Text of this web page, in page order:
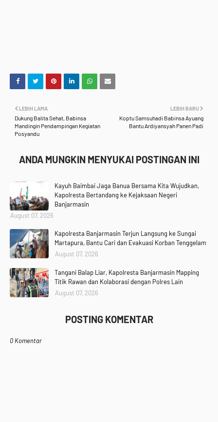
LEBIH BARU
Koptu Samsuhadi Babinsa Ayuang
Bantu Ardiyansyah Panen Padi
LEBIH LAMA
Dukung Balita Sehat, Babinsa
Mandingin Pendampingan Kegiatan
Posyandu
ANDA MUNGKIN MENYUKAI POSTINGAN INI
Kayuh Baimbai Jaga Banua Bersama Kita Wujudkan,
Kapolresta Bertandang ke Kejaksaan Negeri
Banjarmasin
August 07, 2026
Kapolresta Banjarmasin Terjun Langsung ke Sungai
Martapura, Bantu Cari dan Evakuasi Korban Tenggelam
August 07, 2026
Tangani Balap Liar, Kapolresta Banjarmasin Mapping
Titik Rawan dan Kolaborasi dengan Polres Lain
August 07, 2026
POSTING KOMENTAR
0 Komentar